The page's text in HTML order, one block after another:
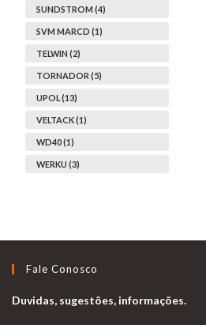
SUNDSTROM (4)
SVM MARCD (1)
TELWIN (2)
TORNADOR (5)
UPOL (13)
VELTACK (1)
WD40 (1)
WERKU (3)
Fale Conosco
Duvidas, sugestões, informações.